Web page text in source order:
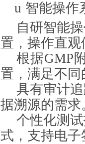
u 智能操作
自研智能
置，操作直观
根据GMP
置，满足不
具有审计
据溯源的需
个性化测
式，支持电